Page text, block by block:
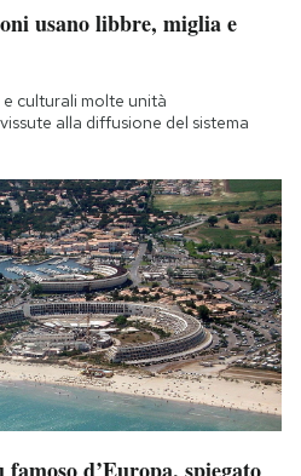
usano libbre, miglia e
culturali molte unità
alla diffusione del sistema